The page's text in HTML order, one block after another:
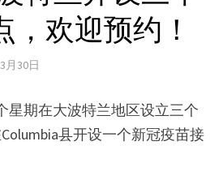
，欢迎预约！
月30日
星期在大波特兰地区设立三个
县开设一个新冠疫苗接